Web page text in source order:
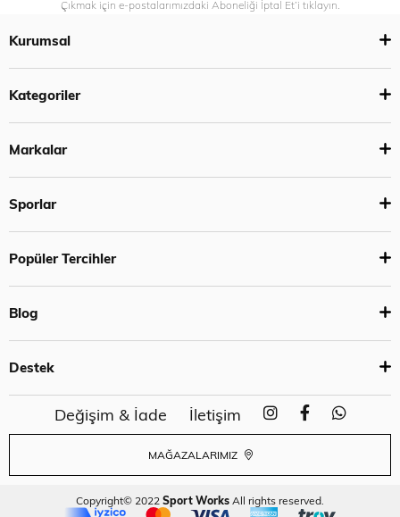
Çıkmak için e-postalarımızdaki Aboneliği İptal Et’i tıklayın.
Kurumsal
Kategoriler
Markalar
Sporlar
Popüler Tercihler
Blog
Destek
Değişim & İade İletişim
MAĞAZALARIMIZ
Copyright© 2022 Sport Works All rights reserved.